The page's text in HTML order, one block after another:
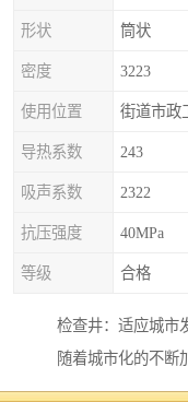
形状 筒状
密度 3223
使用位置 街道市政
导热系数 243
吸声系数 2322
抗压强度 40MPa
等级 合格
检查井：适应城市
随着城市化的不断
适应城市发展的多